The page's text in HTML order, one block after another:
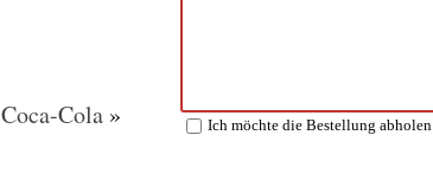
Coca-Cola » Ich möchte die Bestellung abholen